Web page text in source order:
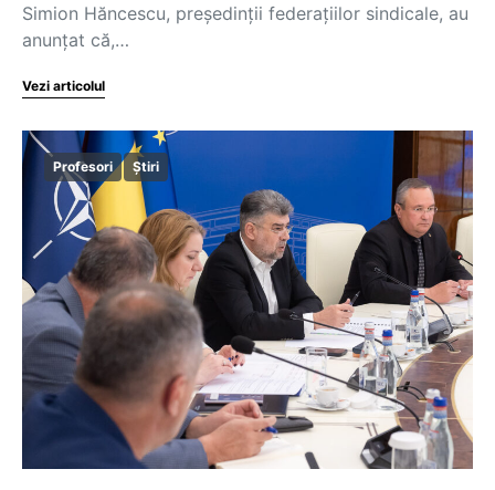
Simion Hăncescu, președinții federațiilor sindicale, au
anunțat că,…
Vezi articolul
Profesori Știri